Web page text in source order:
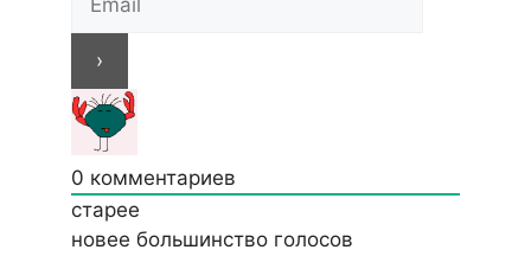
0 комментариев
старее
новее большинство голосов